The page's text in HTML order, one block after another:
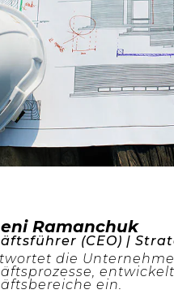
Ramanchuk
(CEO) |
die
ein.